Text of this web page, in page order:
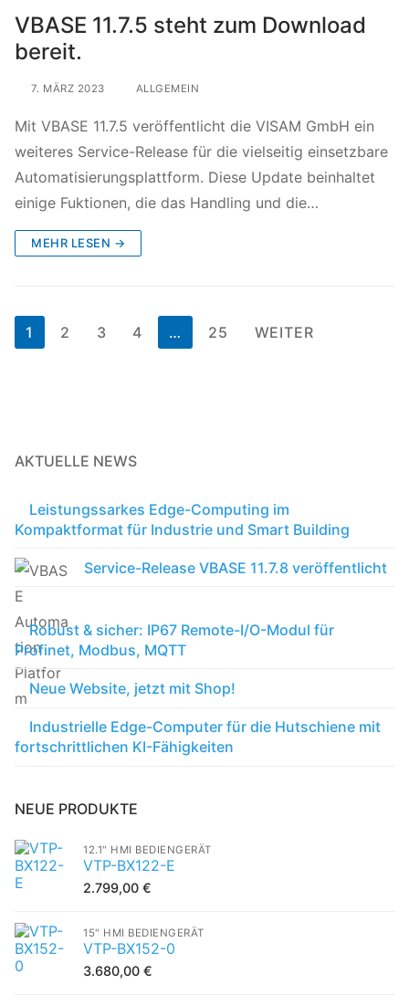
VBASE 11.7.5 steht zum Download
bereit.
7. MÄRZ 2023 ALLGEMEIN
Mit VBASE 11.7.5 veröffentlicht die VISAM GmbH ein
weiteres Service-Release für die vielseitig einsetzbare
Automatisierungsplattform. Diese Update beinhaltet
einige Fuktionen, die das Handling und die…
MEHR LESEN →
1 2 3 4 … 25 WEITER
AKTUELLE NEWS
Leistungssarkes Edge-Computing im
Kompaktformat für Industrie und Smart Building
Service-Release VBASE 11.7.8 veröffentlicht
Robust & sicher: IP67 Remote-I/O-Modul für
Profinet, Modbus, MQTT
Neue Website, jetzt mit Shop!
Industrielle Edge-Computer für die Hutschiene mit
fortschrittlichen KI-Fähigkeiten
NEUE PRODUKTE
12.1" HMI BEDIENGERÄT
VTP-BX122-E
2.799,00 €
15" HMI BEDIENGERÄT
VTP-BX152-0
3.680,00 €